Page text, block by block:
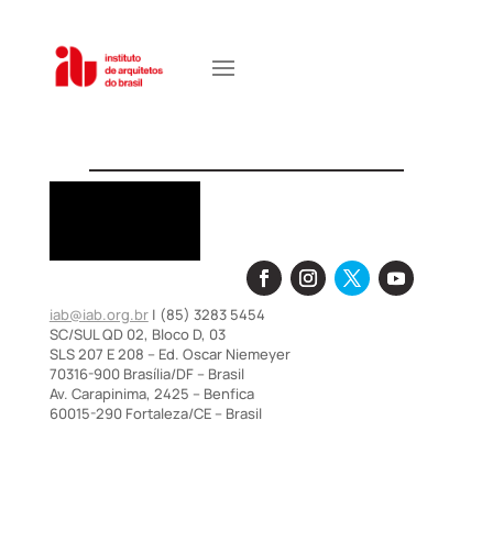
iab@iab.org.br| (85) 3283 5454
SC/SUL QD 02, Bloco D, 03
SLS 207 E 208 – Ed. Oscar Niemeyer
70316-900 Brasília/DF – Brasil
Av. Carapinima, 2425 – Benfica
60015-290 Fortaleza/CE – Brasil